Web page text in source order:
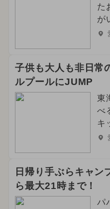
た
が
子供も大人も非日常
ルプールにJUMP
東
べ
キ
日帰り手ぶらキャ
ら最大21時まで！
パ